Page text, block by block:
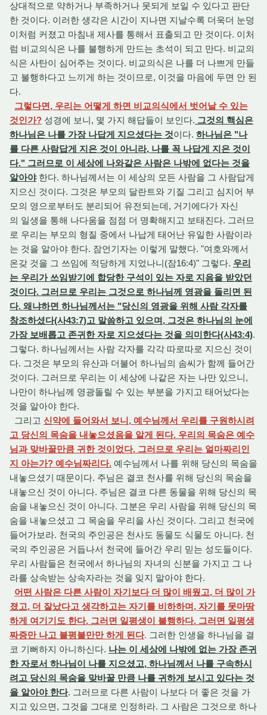
상대적으로 약하거나 부족하거나 못되게 보일 수 있다고 판단
한 것이다. 이러한 생각은 시간이 지나면 지날수록 더욱더 눈덩
이처럼 커졌고 마침내 제사를 통해서 표출되고 만 것이다. 이처
럼 비교의식은 나를 불행하게 만드는 초석이 되고 만다. 비교의
식은 사탄이 심어주는 것이다. 비교의식은 나를 더 나쁘게 만들
고 불행하다고 느끼게 하는 것이므로, 이것을 마음에 두면 안 된
다.
그렇다면, 우리는 어떻게 하면 비교의식에서 벗어날 수 있는
것인가? 성경에 보니, 몇 가지 해답들이 보인다. 그것의 핵심은
하나님은 나를 가장 나답게 지으셨다는 것이다. 하나님은 "나
를 다른 사람답게 지은 것이 아니라, 나를 꼭 나답게 지은 것이
다." 그러므로 이 세상에 나와같은 사람은 나밖에 없다는 것을
알아야한다. 하나님께서는 이 세상의 모든 사람을 그 사람답게
지으신 것이다. 그것은 부모의 달란트와 기질 그리고 심지어 부
모의 영으로부터도 분리되어 유전되는데, 거기에다가 자신
의 일생을 통해 나다움을 점점 더 명확해지고 보태진다. 그러므
로 우리는 부모의 형질 중에서 나납게 태어난 유일한 사람이라
는 것을 알아야 한다. 잠언기자는 이렇게 말했다. "여호와께서
온갖 것을 그 쓰임에 적당하게 지었나니(잠16:4)" 그렇다. 우리
는 우리가 쓰임받기에 합당한 구석이 있는 자로 지음을 받았던
것이다. 그러므로 우리는 그것으로 하나님께 영광을 돌리면 된
다. 왜냐하면 하나님께서는 "당신의 영광을 위해 사람 각자를
창조하셨다(사43:7)고 말씀하고 있으며, 그것은 하나님의 눈에
가장 보배롭고 존귀한 자로 지으셨다는 것을 의미한다(사43:4).
그렇다. 하나님께서는 사람 각자를 각각 따로따로 지으신 것이
다. 그것은 부모의 유산과 더불어 하나님의 솜씨가 함께 들어간
것이다. 그러므로 우리는 이 세상에 나같은 자는 나만 있으니,
나만이 하나님께 영광돌릴 수 있는 부분을 가지고 태어났다는
것을 알아야 한다.
그리고 신약에 들어와서 보니, 예수님께서 우리를 구원하시려
고 당신의 목숨을 내놓으셨음을 알게 된다. 우리의 목숨은 예수
님과 맞바꿀만큼 귀한 것이었다. 그러므로 우리는 얼마짜리인
지 아는가? 예수님짜리다. 예수님께서 나를 위해 당신의 목숨을
내놓으셨기 때문이다. 주님은 결코 천사를 위해 당신의 목숨을
내놓으신 것이 아니다. 주님은 결코 다른 동물을 위해 당신의 목
숨을 내놓으신 것이 아니다. 그분은 우리 사람을 위해 당신의 목
숨을 내놓으셨고 그 목숨을 우리을 사신 것이다. 그리고 천국에
들어가보라. 천국의 주인공은 천사도 동물도 식물도 아니다. 천
국의 주인공은 거듭나서 천국에 들어간 우리 믿는 성도들이다.
우리 사람들은 천국에서 하나님의 자녀의 신분을 가지고 그 나
라를 상속받는 상속자라는 것을 잊지 말아야 한다.
어떤 사람은 다른 사람이 자기보다 더 많이 배웠고, 더 많이 가
졌고, 더 잘났다고 생각하고는 자기를 비하하며, 자기를 못마땅
하게 여기기도 한다. 그러면 일평생이 불행하다. 그러면 일평생
짜증만 나고 불평불만만 하게 된다. 그러한 인생을 하나님을 결
코 기뻐하지 아니하신다. 나는 이 세상에 나밖에 없는 가장 존귀
한 자로서 하나님이 나를 지으셨고, 하나님께서 나를 구속하시
려고 당신의 목숨을 맞바꿀 만큼 나를 귀하게 보시고 있다는 것
을 알아야 한다. 그러므로 다른 사람이 나보다 더 좋은 것을 가
지고 있으면, 그것을 그대로 인정하라. 그 사람은 그것으로 하나